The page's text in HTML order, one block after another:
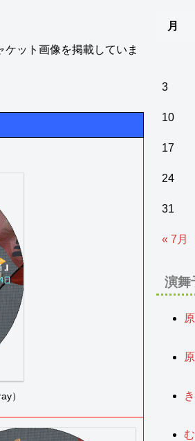
ット画像を掲載していま
）
月
3
10
17
24
31
« 7月
演舞